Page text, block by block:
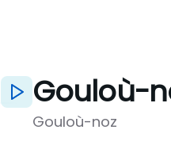
Gouloù-
Gouloù-noz